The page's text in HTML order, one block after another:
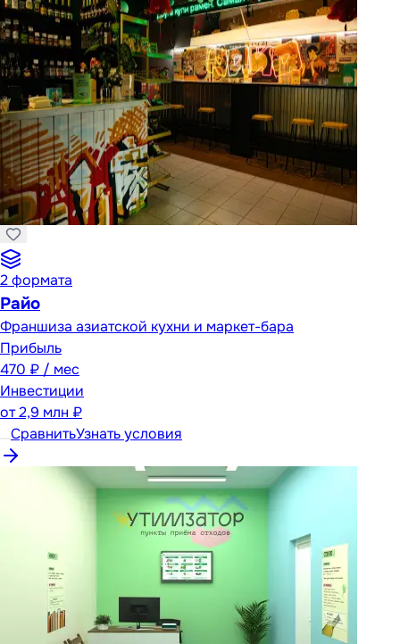
2формата
Райо
Франшиза азиатской кухни и маркет-бара
Прибыль
470 ₽ / мес
Инвестиции
от2,9 млн ₽
СравнитьУзнать условия